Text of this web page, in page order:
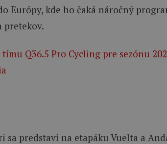
Európy, kde ho čaká náročný
pretekov.
Q36.5 Pro Cycling pre sezónu
sa predstaví na etapáku Vuelta a